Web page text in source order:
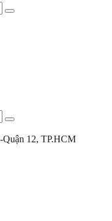
12, TP.HCM